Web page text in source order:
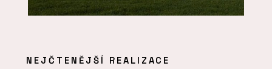
NEJČTENĚJŠÍ REALIZACE